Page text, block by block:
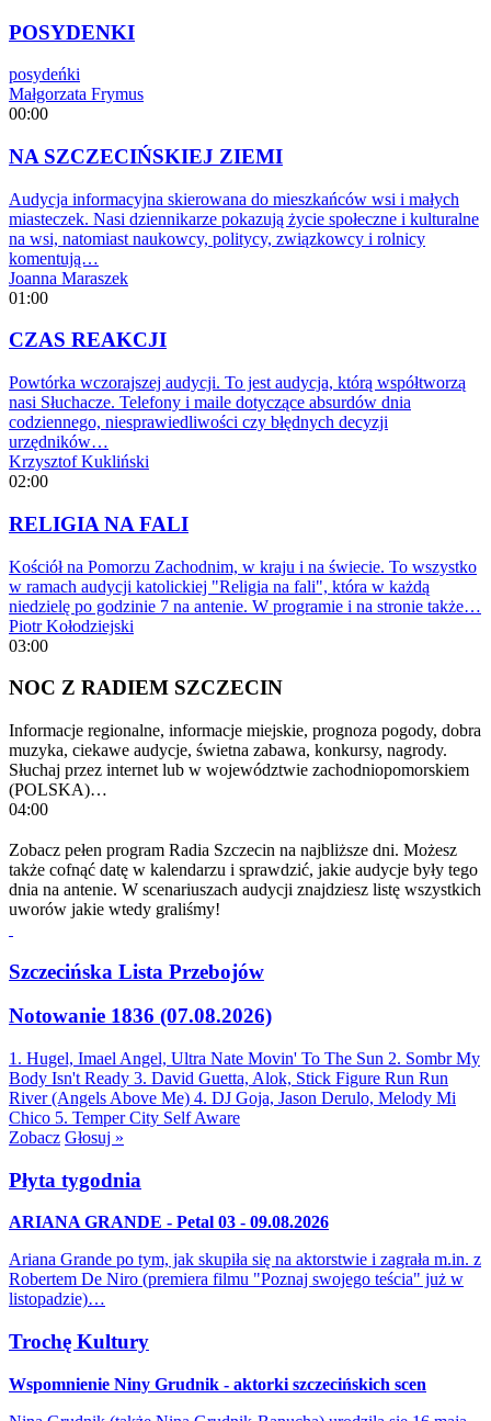
POSYDENKI
posydeńki
Małgorzata Frymus
00:00
NA SZCZECIŃSKIEJ ZIEMI
Audycja informacyjna skierowana do mieszkańców wsi i małych
miasteczek. Nasi dziennikarze pokazują życie społeczne i kulturalne
na wsi, natomiast naukowcy, politycy, związkowcy i rolnicy
komentują…
Joanna Maraszek
01:00
CZAS REAKCJI
Powtórka wczorajszej audycji. To jest audycja, którą współtworzą
nasi Słuchacze. Telefony i maile dotyczące absurdów dnia
codziennego, niesprawiedliwości czy błędnych decyzji
urzędników…
Krzysztof Kukliński
02:00
RELIGIA NA FALI
Kościół na Pomorzu Zachodnim, w kraju i na świecie. To wszystko
w ramach audycji katolickiej "Religia na fali", która w każdą
niedzielę po godzinie 7 na antenie. W programie i na stronie także…
Piotr Kołodziejski
03:00
NOC Z RADIEM SZCZECIN
Informacje regionalne, informacje miejskie, prognoza pogody, dobra
muzyka, ciekawe audycje, świetna zabawa, konkursy, nagrody.
Słuchaj przez internet lub w województwie zachodniopomorskiem
(POLSKA)…
04:00
Zobacz pełen program Radia Szczecin na najbliższe dni. Możesz
także cofnąć datę w kalendarzu i sprawdzić, jakie audycje były tego
dnia na antenie. W scenariuszach audycji znajdziesz listę wszystkich
uworów jakie wtedy graliśmy!
Szczecińska Lista Przebojów
Notowanie 1836 (07.08.2026)
1. Hugel, Imael Angel, Ultra Nate Movin' To The Sun 2. Sombr My
Body Isn't Ready 3. David Guetta, Alok, Stick Figure Run Run
River (Angels Above Me) 4. DJ Goja, Jason Derulo, Melody Mi
Chico 5. Temper City Self Aware
Zobacz Głosuj »
Płyta tygodnia
ARIANA GRANDE - Petal 03 - 09.08.2026
Ariana Grande po tym, jak skupiła się na aktorstwie i zagrała m.in. z
Robertem De Niro (premiera filmu "Poznaj swojego teścia" już w
listopadzie)…
Trochę Kultury
Wspomnienie Niny Grudnik - aktorki szczecińskich scen